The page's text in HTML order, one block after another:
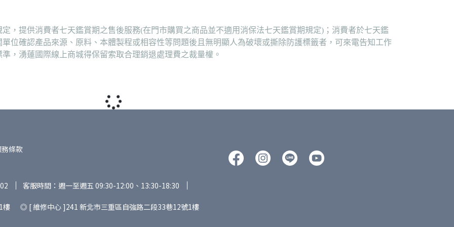
，提供消費者七天鑑賞期之售後服務(在門市購買之商品並不適用消保法七天鑑賞期規定)；消費者於七天鑑
位確認產品來源、原料、本體製程或相容性等問題後且無明顯人為破壞或撕除防護標籤者，可來電告知工作
，湧蓮國際線上商城得保留索取合理銷退處理費之裁量權。
條款
客服時間：週一至週五 09:30-12:00、13:30-18:30
樓 ◎ [ 維修中心 ]241 新北市三重區自強路二段33巷12號1樓